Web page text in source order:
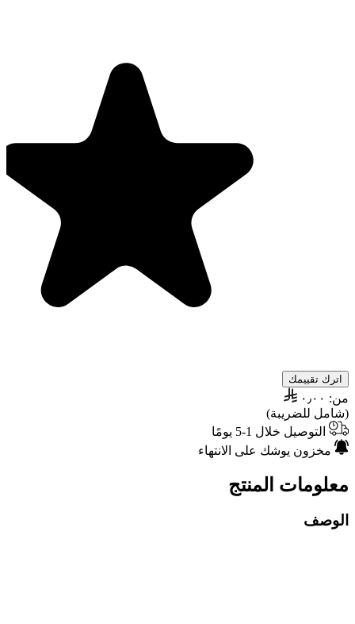
اترك تقييمك
من: ٠٫٠٠
(شامل للضريبة)
التوصيل خلال 1-5 يومًا
مخزون يوشك على الانتهاء
معلومات المنتج
الوصف